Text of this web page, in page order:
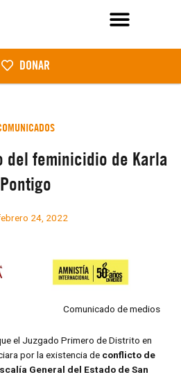
DONAR
del feminicidio de Karla
Pontigo
24, 2022
Comunicado de medios
el Juzgado Primero de Distrito en
por la existencia de conflicto de
General del Estado de San